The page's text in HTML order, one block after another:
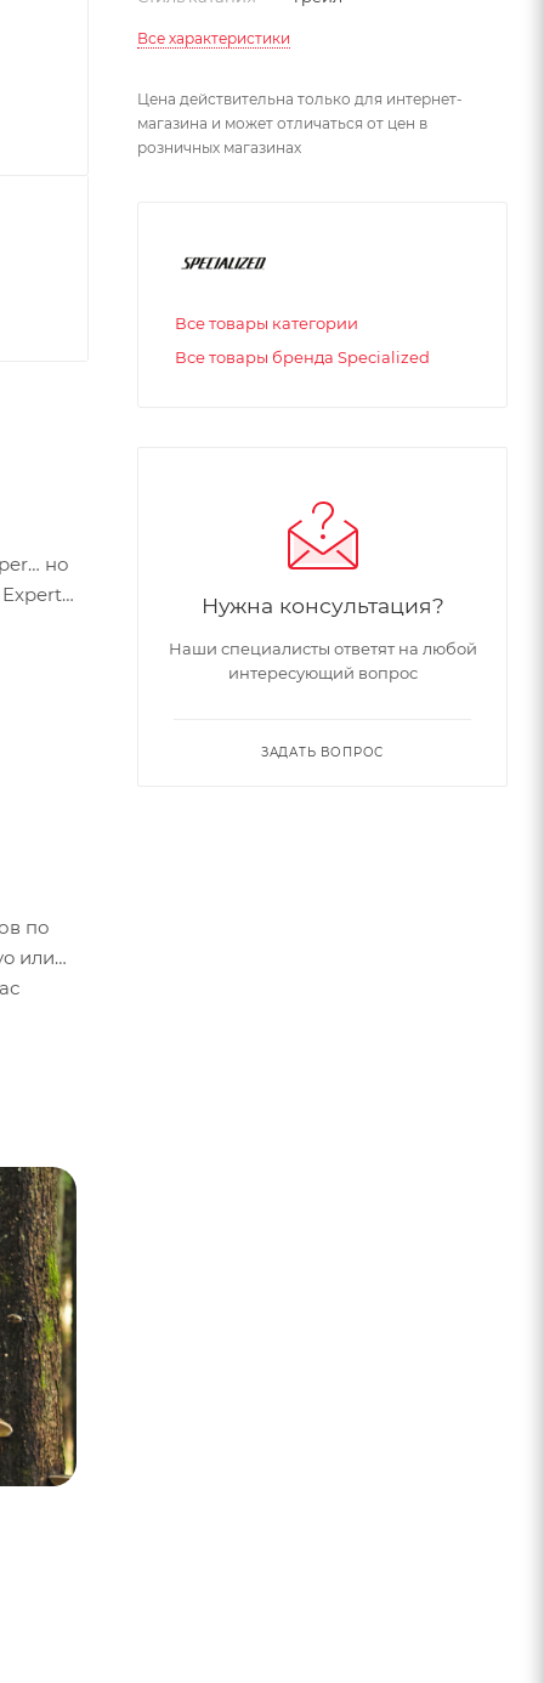
но
по
или
Все характеристики
Цена действительна только для интернет-
магазина и может отличаться от цен в
розничных магазинах
Все товары категории
Все товары бренда Specialized
Нужна консультация?
Наши специалисты ответят на любой
интересующий вопрос
ЗАДАТЬ ВОПРОС